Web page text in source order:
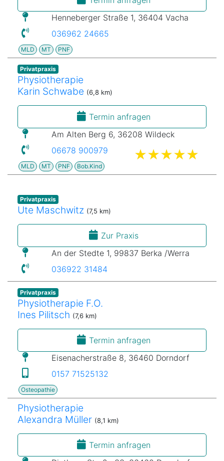
Henneberger Straße 1, 36404 Vacha
036962 24665
MLD MT PNF
Privatpraxis
Physiotherapie
Karin Schwabe (6,8 km)
Termin anfragen
Am Alten Berg 6, 36208 Wildeck
06678 900979
MLD MT PNF Bob.Kind
Privatpraxis
Ute Maschwitz (7,5 km)
Zur Praxis
An der Stedte 1, 99837 Berka /Werra
036922 31484
Privatpraxis
Physiotherapie F.O.
Ines Pilitsch (7,6 km)
Termin anfragen
Eisenacherstraße 8, 36460 Dorndorf
0157 71525132
Osteopathie
Physiotherapie
Alexandra Müller (8,1 km)
Termin anfragen